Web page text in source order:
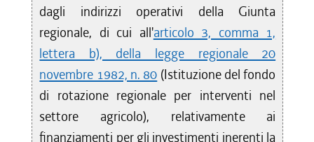
dagli indirizzi operativi della Giunta
regionale, di cui all'articolo 3, comma 1,
lettera b), della legge regionale 20
novembre 1982, n. 80 (Istituzione del fondo
di rotazione regionale per interventi nel
settore agricolo), relativamente ai
finanziamenti per gli investimenti inerenti la